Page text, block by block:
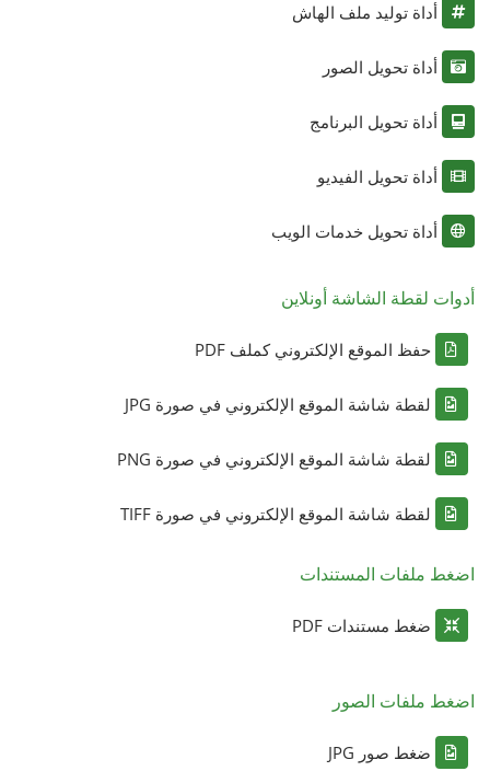
أداة توليد ملف الهاش
أداة تحويل الصور
أداة تحويل البرنامج
أداة تحويل الفيديو
أداة تحويل خدمات الويب
أدوات لقطة الشاشة أونلاين
حفظ الموقع الإلكتروني كملف PDF
لقطة شاشة الموقع الإلكتروني في صورة JPG
لقطة شاشة الموقع الإلكتروني في صورة PNG
لقطة شاشة الموقع الإلكتروني في صورة TIFF
اضغط ملفات المستندات
ضغط مستندات PDF
اضغط ملفات الصور
ضغط صور JPG